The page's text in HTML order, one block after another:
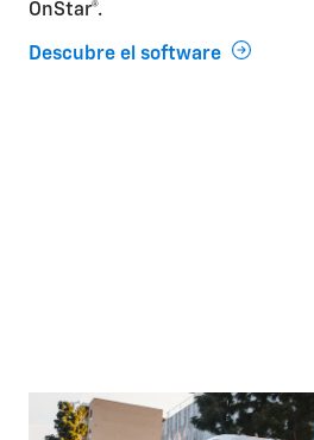
OnStar®.
Descubre el software